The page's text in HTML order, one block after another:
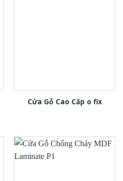
Cửa Gỗ Cao Cấp o fix